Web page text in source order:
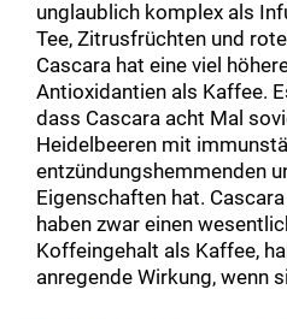
unglaublich komplex als
Tee, Zitrusfrüchten und
Cascara hat eine viel
Antioxidantien als Kaffee.
dass Cascara acht Mal
Heidelbeeren mit
entzündungshemmenden
Eigenschaften hat.
haben zwar einen
Koffeingehalt als Kaffee,
anregende Wirkung, wenn